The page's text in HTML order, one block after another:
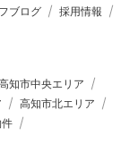
ブログ
採用情報
知市中央エリア
高知市北エリア